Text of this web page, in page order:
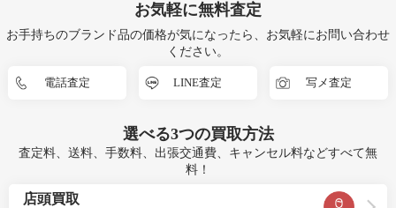
お気軽に無料査定
お手持ちのブランド品の価格が気になったら、お気軽にお問い合わせ
ください。
電話査定 LINE査定 写メ査定
選べる3つの買取方法
査定料、送料、手数料、出張交通費、キャンセル料などすべて無
料！
店頭買取